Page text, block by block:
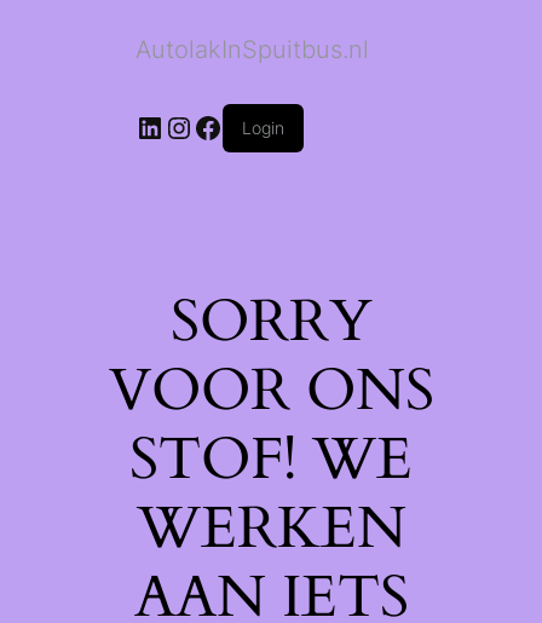
AutolakInSpuitbus.nl
LinkedIn
Instagram
Facebook
Login
SORRY
VOOR ONS
STOF! WE
WERKEN
AAN IETS